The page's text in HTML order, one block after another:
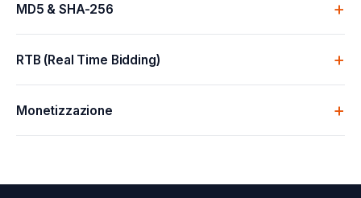
MD5 & SHA-256
RTB (Real Time Bidding)
Monetizzazione